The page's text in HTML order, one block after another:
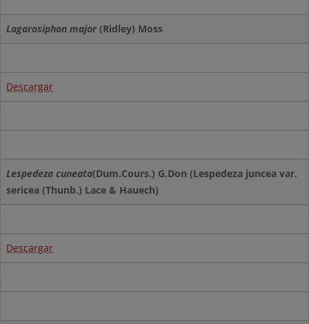
Lagarosiphon major (Ridley) Moss
Descargar
Lespedeza cuneata(Dum.Cours.) G.Don (Lespedeza juncea var.
sericea (Thunb.) Lace & Hauech)
Descargar